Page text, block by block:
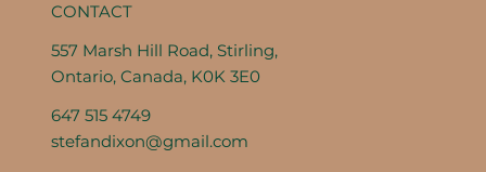
CONTACT
557 Marsh Hill Road, Stirling,
Ontario, Canada, K0K 3E0
647 515 4749
stefandixon@gmail.com